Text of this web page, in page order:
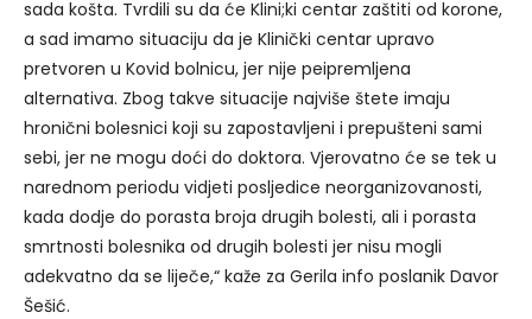
sada košta. Tvrdili su da će Klini;ki centar zaštiti od korone,
a sad imamo situaciju da je Klinički centar upravo
pretvoren u Kovid bolnicu, jer nije peipremljena
alternativa. Zbog takve situacije najviše štete imaju
hronični bolesnici koji su zapostavljeni i prepušteni sami
sebi, jer ne mogu doći do doktora. Vjerovatno će se tek u
narednom periodu vidjeti posljedice neorganizovanosti,
kada dodje do porasta broja drugih bolesti, ali i porasta
smrtnosti bolesnika od drugih bolesti jer nisu mogli
adekvatno da se liječe,“ kaže za Gerila info poslanik Davor
Šešić.